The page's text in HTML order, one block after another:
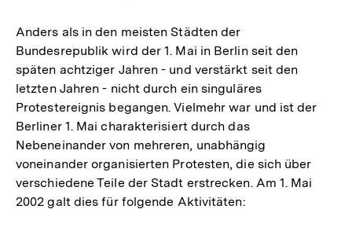
Anders als in den meisten Städten der
Bundesrepublik wird der 1. Mai in Berlin seit den
späten achtziger Jahren - und verstärkt seit den
letzten Jahren - nicht durch ein singuläres
Protestereignis begangen. Vielmehr war und ist der
Berliner 1. Mai charakterisiert durch das
Nebeneinander von mehreren, unabhängig
voneinander organisierten Protesten, die sich über
verschiedene Teile der Stadt erstrecken. Am 1. Mai
2002 galt dies für folgende Aktivitäten: